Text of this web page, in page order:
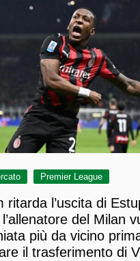
Premier League
ritarda l’uscita di
del Milan
più da vicino
il trasferimento di